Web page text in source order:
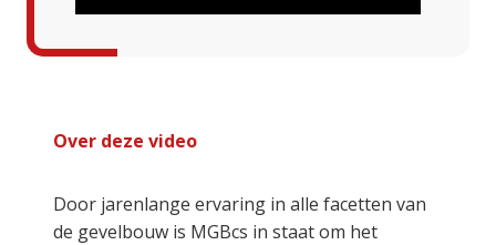
Over deze video
Door jarenlange ervaring in alle facetten van
de gevelbouw is MGBcs in staat om het